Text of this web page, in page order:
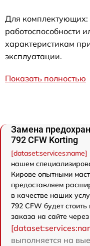
Для комплектующих:
работоспособности
характеристикам
эксплуатации.
Показать полностью
Замена
792 CFW Korting
нашем
Кирове опытными
предоставляем
в качестве наших
792 CFW будет
заказа на сайте
выполняется на